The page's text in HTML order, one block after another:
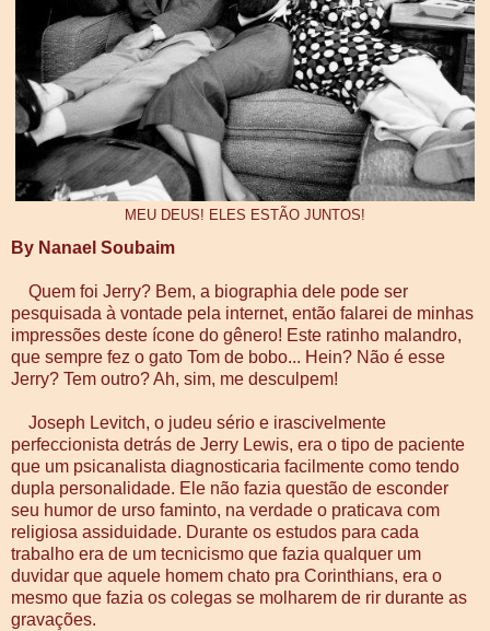
MEU DEUS! ELES ESTÃO JUNTOS!
By Nanael Soubaim
Quem foi Jerry? Bem, a biographia dele pode ser
pesquisada à vontade pela internet, então falarei de minhas
impressões deste ícone do gênero! Este ratinho malandro,
que sempre fez o gato Tom de bobo... Hein? Não é esse
Jerry? Tem outro? Ah, sim, me desculpem!
Joseph Levitch, o judeu sério e irascivelmente
perfeccionista detrás de Jerry Lewis, era o tipo de paciente
que um psicanalista diagnosticaria facilmente como tendo
dupla personalidade. Ele não fazia questão de esconder
seu humor de urso faminto, na verdade o praticava com
religiosa assiduidade. Durante os estudos para cada
trabalho era de um tecnicismo que fazia qualquer um
duvidar que aquele homem chato pra Corinthians, era o
mesmo que fazia os colegas se molharem de rir durante as
gravações.